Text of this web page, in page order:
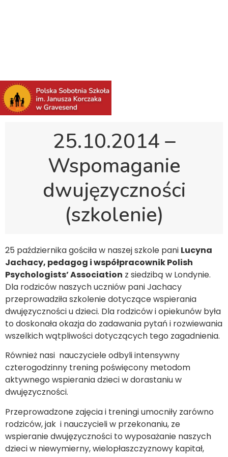
25.10.2014 –
Wspomaganie
dwujęzyczności
(szkolenie)
25 października gościła w naszej szkole pani Lucyna
Jachacy, pedagog i współpracownik Polish
Psychologists’ Association z siedzibą w Londynie.
Dla rodziców naszych uczniów pani Jachacy
przeprowadziła szkolenie dotyczące wspierania
dwujęzyczności u dzieci. Dla rodziców i opiekunów była
to doskonała okazja do zadawania pytań i rozwiewania
wszelkich wątpliwości dotyczących tego zagadnienia.
Również nasi nauczyciele odbyli intensywny
czterogodzinny trening poświęcony metodom
aktywnego wspierania dzieci w dorastaniu w
dwujęzyczności.
Przeprowadzone zajęcia i treningi umocniły zarówno
rodziców, jak i nauczycieli w przekonaniu, ze
wspieranie dwujęzyczności to wyposażanie naszych
dzieci w niewymierny, wielopłaszczyznowy kapitał,